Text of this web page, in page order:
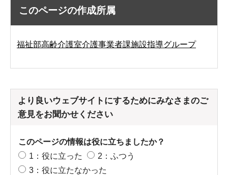
このページの作成所属
福祉部高齢介護室介護事業者課施設指導グループ
より良いウェブサイトにするためにみなさまのご
意見をお聞かせください
このページの情報は役に立ちましたか？
1：役に立った
2：ふつう
3：役に立たなかった